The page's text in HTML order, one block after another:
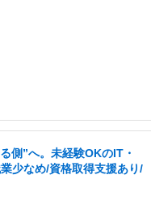
側”へ。未経験OKのIT・
少なめ/資格取得支援あり/